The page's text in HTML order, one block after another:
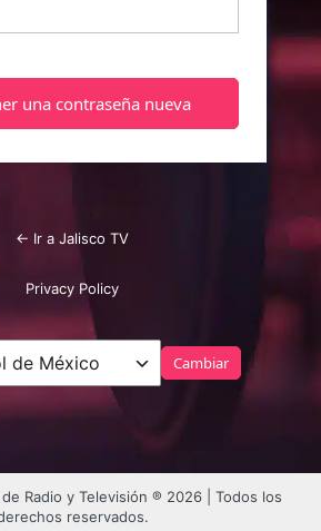
← Ir a Jalisco TV
Privacy Policy
Radio y Televisión ® 2026 | Todos los
reservados.